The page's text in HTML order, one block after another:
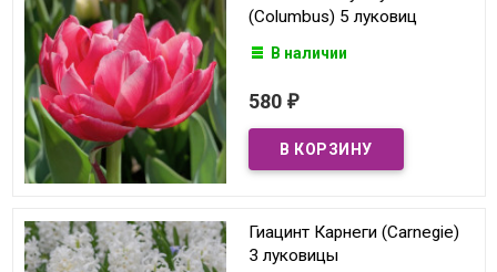
(Columbus) 5 луковиц
В наличии
580 ₽
Гиацинт Карнеги (Carnegie)
3 луковицы